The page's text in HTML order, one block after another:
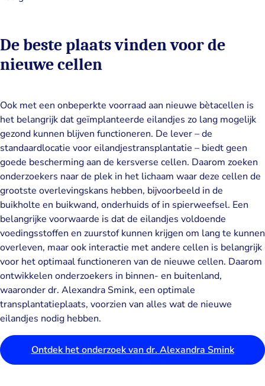
De beste plaats vinden voor de
nieuwe cellen
Ook met een onbeperkte voorraad aan nieuwe bètacellen is
het belangrijk dat geïmplanteerde eilandjes zo lang mogelijk
gezond kunnen blijven functioneren. De lever – de
standaardlocatie voor eilandjestransplantatie – biedt geen
goede bescherming aan de kersverse cellen. Daarom zoeken
onderzoekers naar de plek in het lichaam waar deze cellen de
grootste overlevingskans hebben, bijvoorbeeld in de
buikholte en buikwand, onderhuids of in spierweefsel. Een
belangrijke voorwaarde is dat de eilandjes voldoende
voedingsstoffen en zuurstof kunnen krijgen om lang te kunnen
overleven, maar ook interactie met andere cellen is belangrijk
voor het optimaal functioneren van de nieuwe cellen. Daarom
ontwikkelen onderzoekers in binnen- en buitenland,
waaronder dr. Alexandra Smink, een optimale
transplantatieplaats, voorzien van alles wat de nieuwe
eilandjes nodig hebben.
Ontdek het onderzoek van dr. Alexandra Smink